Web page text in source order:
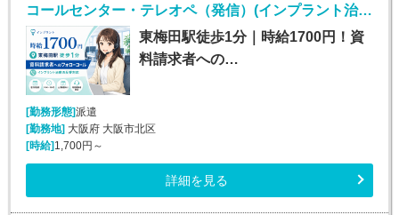
コールセンター・テレオペ（発信）(インプラント治療の資料請求者へのフォローコール)
東梅田駅徒歩1分｜時給1700円！資
料請求者への…
[勤務形態]派遣
[勤務地] 大阪府 大阪市北区
[時給] 1,700円～
詳細を見る